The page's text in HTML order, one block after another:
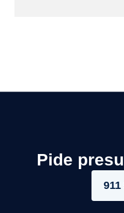
Pide
911